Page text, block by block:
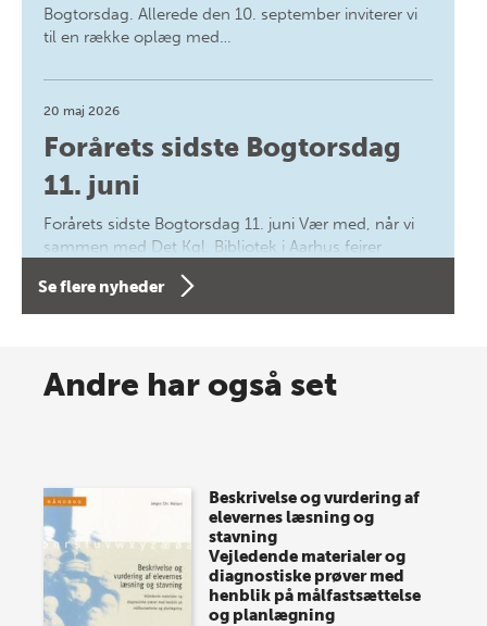
Bogtorsdag. Allerede den 10. september inviterer vi
til en række oplæg med…
20 maj 2026
Forårets sidste Bogtorsdag
11. juni
Forårets sidste Bogtorsdag 11. juni Vær med, når vi
sammen med Det Kgl. Bibliotek i Aarhus fejrer
forfatterne bag vores nyes…
Spar op til 70% til sommer-
onsdag den 10. j…
Se flere nyheder
Andre har også set
Beskrivelse og vurdering af
elevernes læsning og
stavning
Vejledende materialer og
diagnostiske prøver med
henblik på målfastsættelse
og planlægning